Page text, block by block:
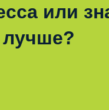
или
лучше?